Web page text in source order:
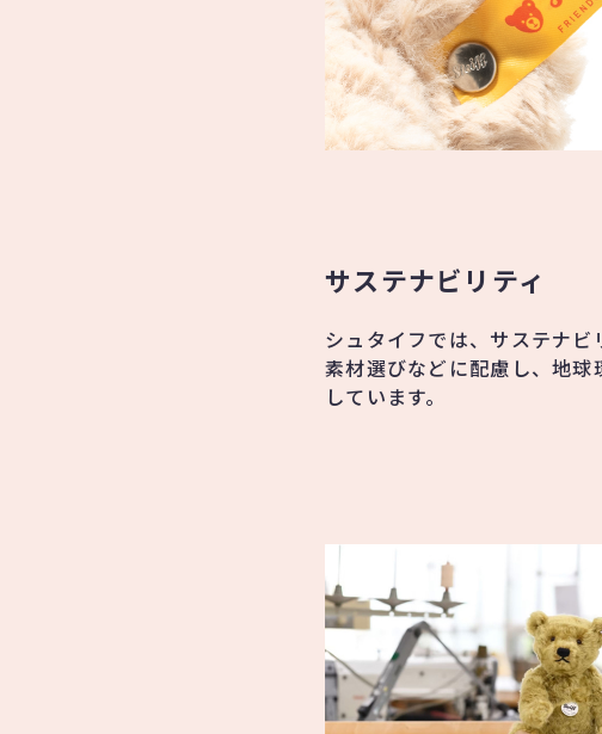
サステナビリティ
シュタイフでは、サステナ
素材選びなどに配慮し、地
しています。